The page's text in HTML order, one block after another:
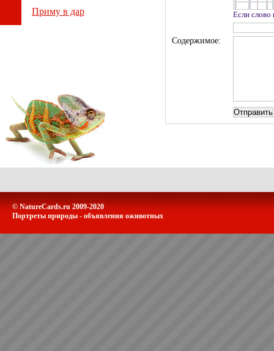
Приму в дар
Если
Содержимое:
© NatureCards.ru 2009-2020
Портреты природы - объявления оживотных